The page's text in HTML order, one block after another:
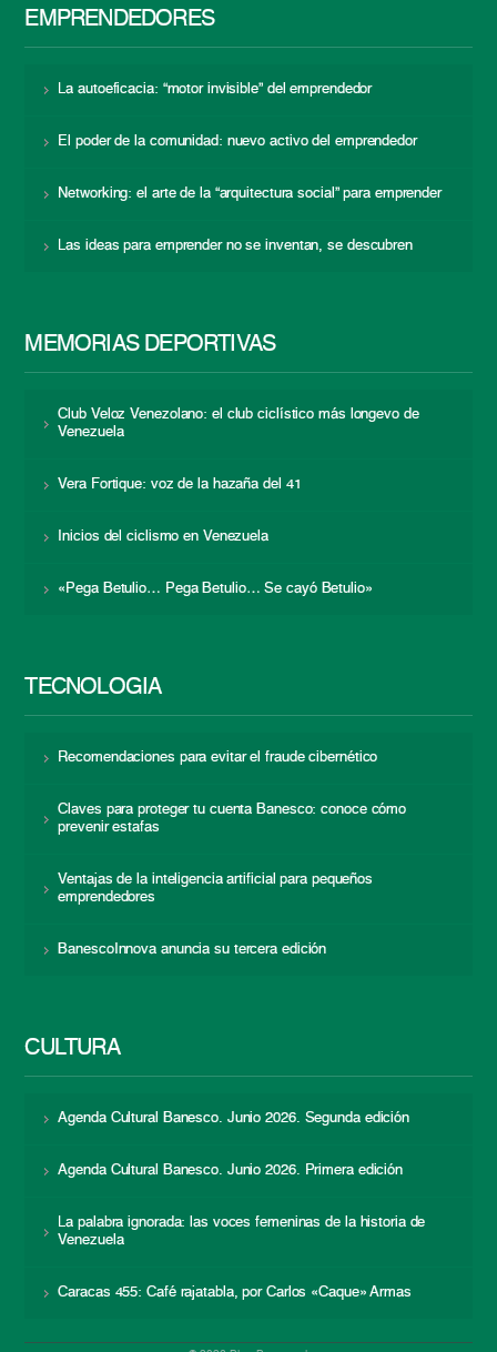
EMPRENDEDORES
La autoeficacia: “motor invisible” del emprendedor
El poder de la comunidad: nuevo activo del emprendedor
Networking: el arte de la “arquitectura social” para emprender
Las ideas para emprender no se inventan, se descubren
MEMORIAS DEPORTIVAS
Club Veloz Venezolano: el club ciclístico más longevo de
Venezuela
Vera Fortique: voz de la hazaña del 41
Inicios del ciclismo en Venezuela
«Pega Betulio… Pega Betulio… Se cayó Betulio»
TECNOLOGÍA
Recomendaciones para evitar el fraude cibernético
Claves para proteger tu cuenta Banesco: conoce cómo
prevenir estafas
Ventajas de la inteligencia artificial para pequeños
emprendedores
BanescoInnova anuncia su tercera edición
CULTURA
Agenda Cultural Banesco. Junio 2026. Segunda edición
Agenda Cultural Banesco. Junio 2026. Primera edición
La palabra ignorada: las voces femeninas de la historia de
Venezuela
Caracas 455: Café rajatabla, por Carlos «Caque» Armas